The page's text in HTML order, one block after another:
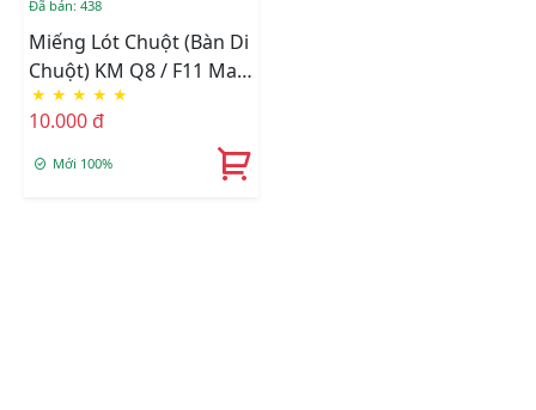
Đã bán: 438
Miếng Lót Chuột (bàn Di
Chuột) KM Q8 / F11 May
4 Viền Cứng Cáp Chống
Bung Gốc
★ ★ ★ ★ ★
10.000 đ
Mới 100%